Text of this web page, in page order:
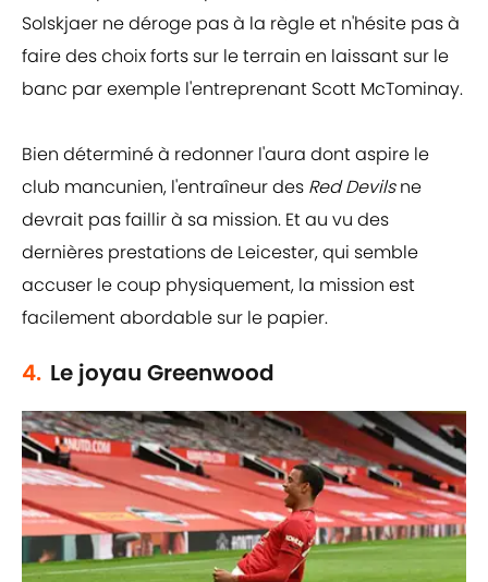
Solskjaer ne déroge pas à la règle et n'hésite pas à
faire des choix forts sur le terrain en laissant sur le
banc par exemple l'entreprenant Scott McTominay.
Bien déterminé à redonner l'aura dont aspire le
club mancunien, l'entraîneur des Red Devilsne
devrait pas faillir à sa mission. Et au vu des
dernières prestations de Leicester, qui semble
accuser le coup physiquement, la mission est
facilement abordable sur le papier.
4. Le joyau Greenwood